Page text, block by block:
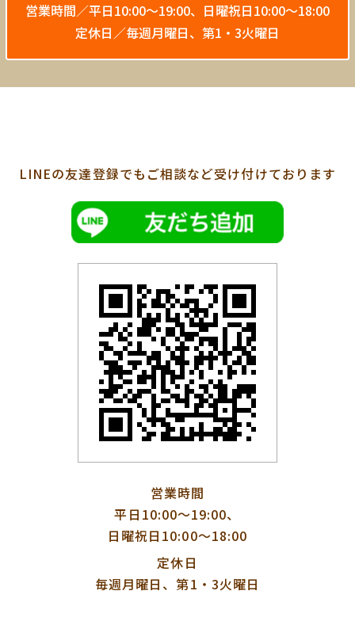
営業時間／平日10:00〜19:00、 日曜祝日10:00〜18:00
定休日／毎週月曜日、第1・3火曜日
LINEの友達登録でも ご相談など受け付けております
営業時間
平日10:00〜19:00、
日曜祝日10:00〜18:00
定休日
毎週月曜日、第1・3火曜日